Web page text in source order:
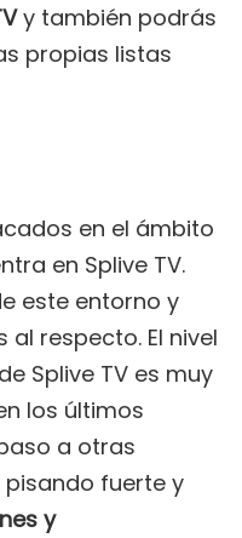
y también podrás
propias listas
en el ámbito
en Splive TV.
este entorno y
respecto. El nivel
Splive TV es muy
los últimos
a otras
fuerte y
y